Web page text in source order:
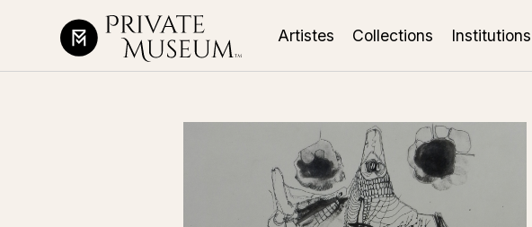
Artistes Collections Institutions